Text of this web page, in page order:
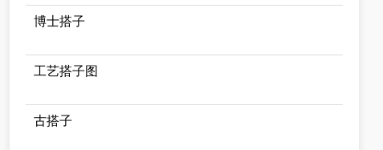
博士搭子
工艺搭子图
古搭子